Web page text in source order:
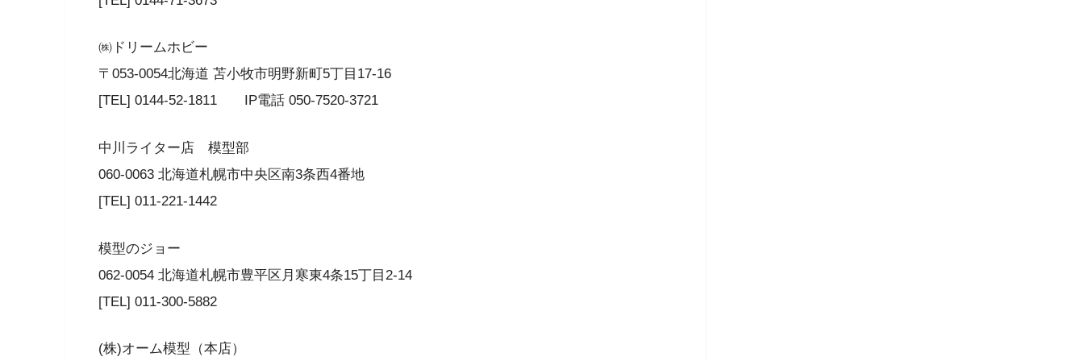
㈱ドリームホビー
〒053-0054北海道 苫小牧市明野新町5丁目17-16
[TEL] 0144-52-1811 IP電話 050-7520-3721
中川ライター店 模型部
060-0063 北海道札幌市中央区南3条西4番地
[TEL] 011-221-1442
模型のジョー
062-0054 北海道札幌市豊平区月寒東4条15丁目2-14
[TEL] 011-300-5882
(株)オーム模型（本店）